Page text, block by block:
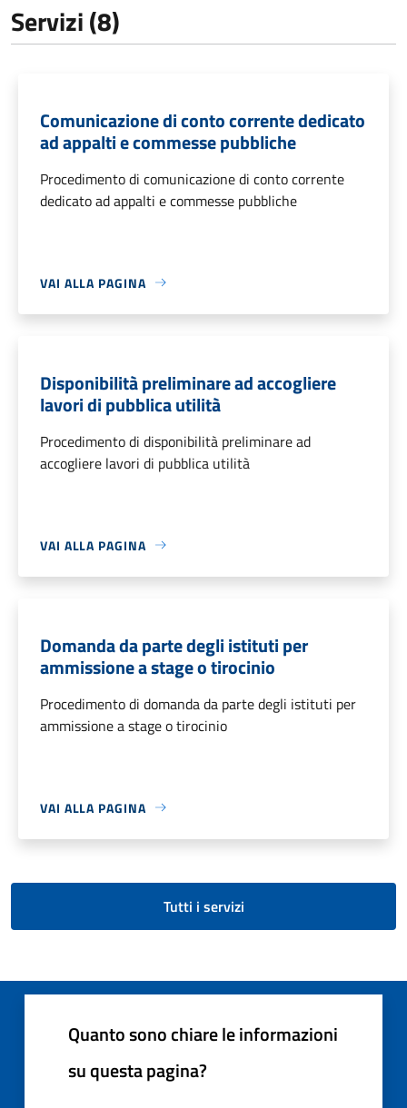
Servizi (8)
Comunicazione di conto corrente dedicato
ad appalti e commesse pubbliche
Procedimento di comunicazione di conto corrente
dedicato ad appalti e commesse pubbliche
VAI ALLA PAGINA
Disponibilità preliminare ad accogliere
lavori di pubblica utilità
Procedimento di disponibilità preliminare ad
accogliere lavori di pubblica utilità
VAI ALLA PAGINA
Domanda da parte degli istituti per
ammissione a stage o tirocinio
Procedimento di domanda da parte degli istituti per
ammissione a stage o tirocinio
VAI ALLA PAGINA
Tutti i servizi
Quanto sono chiare le informazioni
su questa pagina?